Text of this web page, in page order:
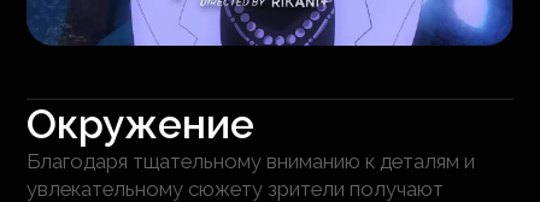
Окружение
Благодаря тщательному вниманию к деталям и
увлекательному сюжету зрители получают